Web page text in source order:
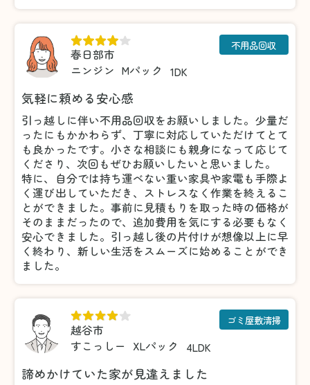
春日部市
ニンジン Mパック 1DK
不用品回収
気軽に頼める安心感
引っ越しに伴い不用品回収をお願いしました。少量だ
ったにもかかわらず、丁寧に対応していただけてとて
も良かったです。小さな相談にも親身になって応じて
くださり、次回もぜひお願いしたいと思いました。
特に、自分では持ち運べない重い家具や家電も手際よ
く運び出していただき、ストレスなく作業を終えるこ
とができました。事前に見積もりを取った時の価格が
そのままだったので、追加費用を気にする必要もなく
安心できました。引っ越し後の片付けが想像以上に早
く終わり、新しい生活をスムーズに始めることができ
ました。
越谷市
すこっしー
XLパック 4LDK
ゴミ屋敷清掃
諦めかけていた家が見違えました